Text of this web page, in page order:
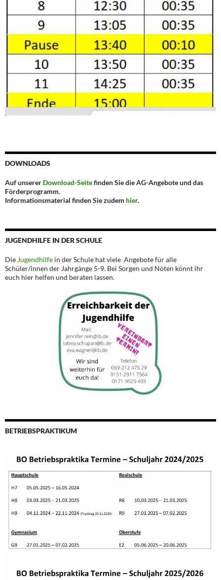
DOWNLOADS
Auf unserer Download-Seitefinden Sie die AG-Angebote und das
Förderprogramm.
Informationsmaterial finden Sie zudem hier.
JUGENDHILFE IN DER SCHULE
Die Jugendhilfe in der Schule hat viele Angebote für alle
Schüler/innen der Jahrgänge 5-9. Bei Sorgen und Nöten könnt ihr
euch hier helfen und beraten lassen.
BETRIEBSPRAKTIKUM